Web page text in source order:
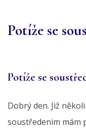
Potíže se
Potíže se
Dobrý den. Již
soustředenim mám